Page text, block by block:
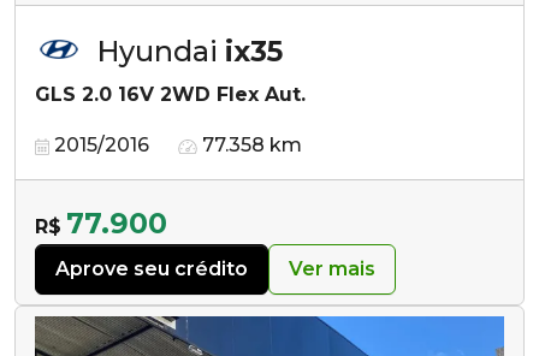
Hyundai ix35
GLS 2.0 16V 2WD Flex Aut.
2015/2016 77.358 km
R$ 77.900
Aprove seu crédito Ver mais